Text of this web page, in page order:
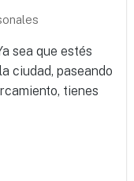
sea que estés
ciudad, paseando
tienes